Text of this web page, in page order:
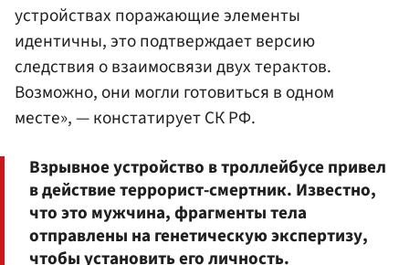
устройствах поражающие элементы
идентичны, это подтверждает версию
следствия о взаимосвязи двух терактов.
Возможно, они могли готовиться в одном
месте», — констатирует СК РФ.
Взрывное устройство в троллейбусе привел
в действие террорист-смертник. Известно,
что это мужчина, фрагменты тела
отправлены на генетическую экспертизу,
чтобы установить его личность.